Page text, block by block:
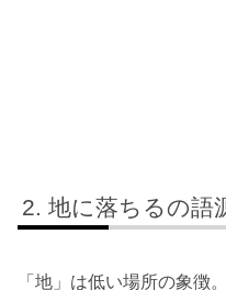
地に落ちるの語
「地」は低い場所の象徴。